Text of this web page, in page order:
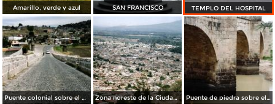
Amarillo, verde y azul SAN FRANCISCO TEMPLO DEL HOSPITAL
Puente colonial sobre el Río Lerma. Acámbaro, Gto. 2007 Zona noreste de la Ciudad de Acámbaro, Guanajuato Puente de piedra sobre el Río Lerma. Acámbaro, Guanajuato